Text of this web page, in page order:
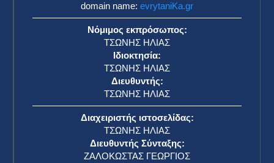
domain name: evrytaniKa.gr
Νόμιμος εκπρόσωπος:
ΤΣΩΝΗΣ ΗΛΙΑΣ
Ιδιοκτησία:
ΤΣΩΝΗΣ ΗΛΙΑΣ
Διευθυντής:
ΤΣΩΝΗΣ ΗΛΙΑΣ
Διαχειριστής ιστοσελίδας:
ΤΣΩΝΗΣ ΗΛΙΑΣ
Διευθυντής Σύνταξης:
ΖΑΛΟΚΩΣΤΑΣ ΓΕΩΡΓΙΟΣ